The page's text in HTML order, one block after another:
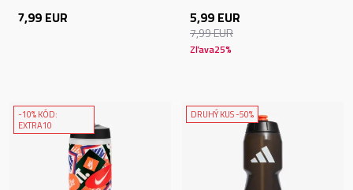
7,99 EUR 5,99 EUR
7,99EUR
Zľava25%
-10% KÓD:
EXTRA10
DRUHÝ KUS -50%